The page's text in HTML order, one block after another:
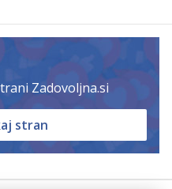
Zadovoljna.si
stran